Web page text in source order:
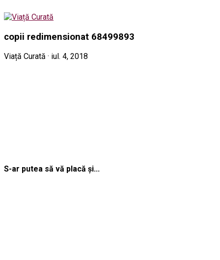
copii redimensionat 68499893
Viață Curată · iul. 4, 2018
S-ar putea să vă placă și...